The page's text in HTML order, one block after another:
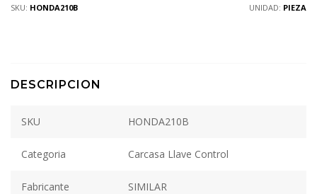
SKU: HONDA210B UNIDAD: PIEZA
DESCRIPCION
SKU HONDA210B
Categoria Carcasa Llave Control
Fabricante SIMILAR